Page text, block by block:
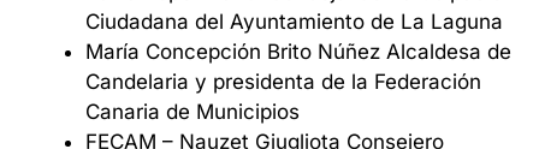
Ciudadana del Ayuntamiento de La Laguna
María Concepción Brito Núñez Alcaldesa de
Candelaria y presidenta de la Federación
Canaria de Municipios
FECAM – Nauzet Giugliota Consejero